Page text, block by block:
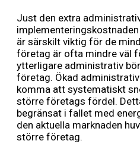
Just den extra
är särskilt viktig för de
företag är ofta mindre väl
ytterligare administrativ
företag. Ökad
komma att systematiskt
större företags fördel.
begränsat i fallet med
den aktuella marknaden
större företag.